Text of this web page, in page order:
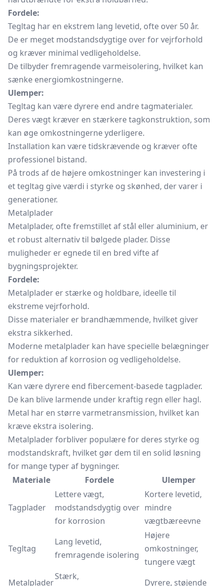
Fordele:
Tegltag har en ekstrem lang levetid, ofte over 50 år.
De er meget modstandsdygtige over for vejrforhold
og kræver minimal vedligeholdelse.
De tilbyder fremragende varmeisolering, hvilket kan
sænke energiomkostningerne.
Ulemper:
Tegltag kan være dyrere end andre tagmaterialer.
Deres vægt kræver en stærkere tagkonstruktion, som
kan øge omkostningerne yderligere.
Installation kan være tidskrævende og kræver ofte
professionel bistand.
På trods af de højere omkostninger kan investering i
et tegltag give værdi i styrke og skønhed, der varer i
generationer.
Metalplader
Metalplader, ofte fremstillet af stål eller aluminium, er
et robust alternativ til bølgede plader. Disse
muligheder er egnede til en bred vifte af
bygningsprojekter.
Fordele:
Metalplader er stærke og holdbare, ideelle til
ekstreme vejrforhold.
Disse materialer er brandhæmmende, hvilket giver
ekstra sikkerhed.
Moderne metalplader kan have specielle belægninger
for reduktion af korrosion og vedligeholdelse.
Ulemper:
Kan være dyrere end fibercement-basede tagplader.
De kan blive larmende under kraftig regn eller hagl.
Metal har en større varmetransmission, hvilket kan
kræve ekstra isolering.
Metalplader forbliver populære for deres styrke og
modstandskraft, hvilket gør dem til en solid løsning
for mange typer af bygninger.
Materiale
Fordele Ulemper
Tagplader
Lettere vægt,
modstandsdygtig over
for korrosion
Kortere levetid,
mindre
vægtbæreevne
Tegltag
Lang levetid,
fremragende isolering
Højere
omkostninger,
tungere vægt
Metalplader
Stærk,
Dyrere, støjende